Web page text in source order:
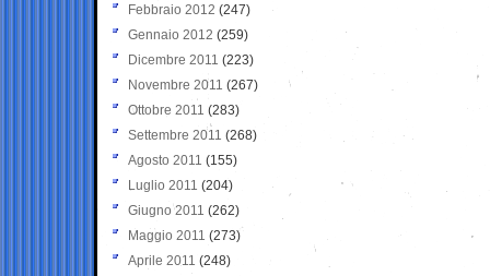
Febbraio 2012 (247)
Gennaio 2012 (259)
Dicembre 2011 (223)
Novembre 2011 (267)
Ottobre 2011 (283)
Settembre 2011 (268)
Agosto 2011 (155)
Luglio 2011 (204)
Giugno 2011 (262)
Maggio 2011 (273)
Aprile 2011 (248)